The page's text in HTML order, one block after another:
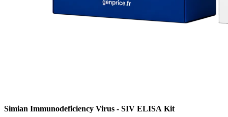
Simian Immunodeficiency Virus - SIV ELISA Kit